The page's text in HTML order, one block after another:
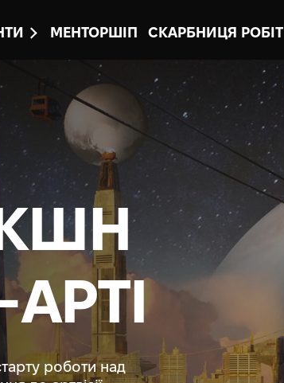
МЕНТОРШІП СКАРБНИЦЯ РОБІТ
роботи над